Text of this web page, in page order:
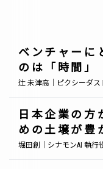
ベンチャーに
のは「時間」
辻 未津高｜ピクシーダス
日本企業の方
めの土壌が豊
堀田創｜シナモンAI 執行